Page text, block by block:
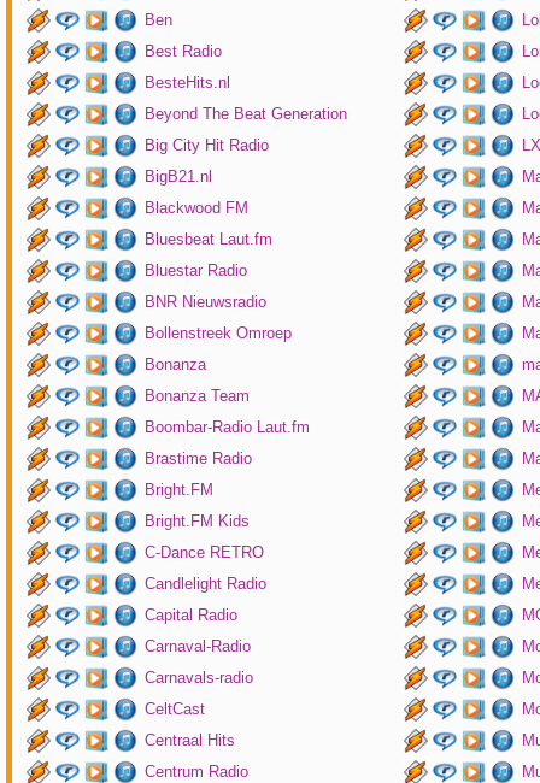
Ben
Best Radio
BesteHits.nl
Beyond The Beat Generation
Big City Hit Radio
BigB21.nl
Blackwood FM
Bluesbeat Laut.fm
Bluestar Radio
BNR Nieuwsradio
Bollenstreek Omroep
Bonanza
Bonanza Team
Boombar-Radio Laut.fm
Brastime Radio
Bright.FM
Bright.FM Kids
C-Dance RETRO
Candlelight Radio
Capital Radio
Carnaval-Radio
Carnavals-radio
CeltCast
Centraal Hits
Centrum Radio